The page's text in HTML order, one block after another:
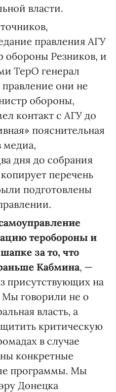
власти.
правления АГУ
Резников, и
ТерО генерал
они не
обороны,
контакт с АГУ до
пояснительная
медиа,
дня до собрания
перечень
подготовлены
теробороны и
за то, что
Кабмина, —
присутствующих на
говорили не о
власть, а
критическую
в случае
конкретные
программы. Мы
Донецка